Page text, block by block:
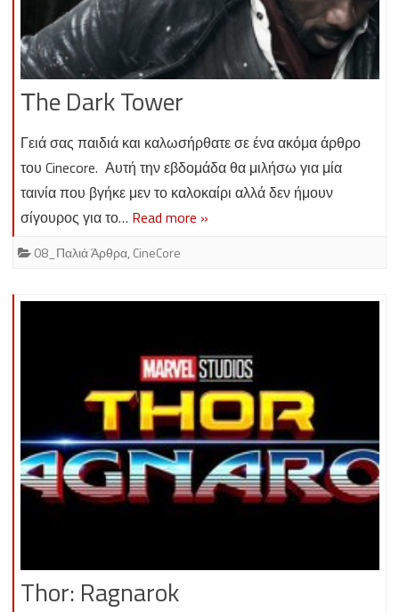
Τhe Dark Tower
Γειά σας παιδιά και καλωσήρθατε σε ένα ακόμα άρθρο
του Cinecore. Αυτή την εβδομάδα θα μιλήσω για μία
ταινία που βγήκε μεν το καλοκαίρι αλλά δεν ήμουν
σίγουρος για το… Read more »
08_Παλιά Άρθρα, CineCore
Thor: Ragnarok